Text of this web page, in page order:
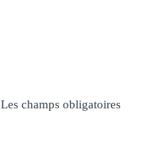
Les champs obligatoires